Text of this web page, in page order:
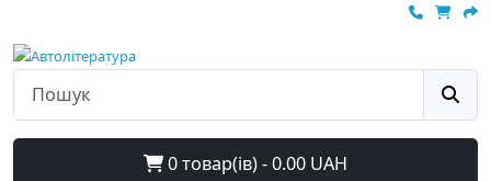
0 товар(ів) - 0.00 UAH